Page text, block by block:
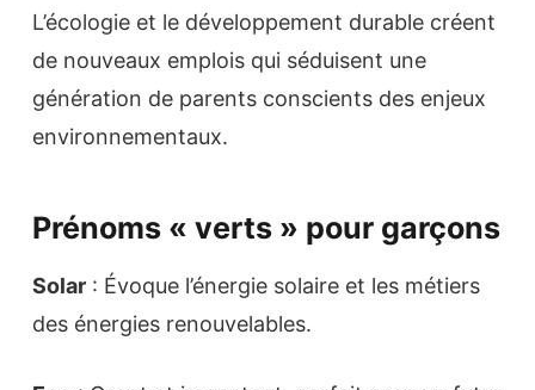
L’écologie et le développement durable créent
de nouveaux emplois qui séduisent une
génération de parents conscients des enjeux
environnementaux.
Prénoms « verts » pour garçons
Solar : Évoque l’énergie solaire et les métiers
des énergies renouvelables.